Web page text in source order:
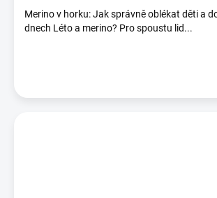
Merino v horku: Jak správně oblékat děti a
dnech Léto a merino? Pro spoustu lid...